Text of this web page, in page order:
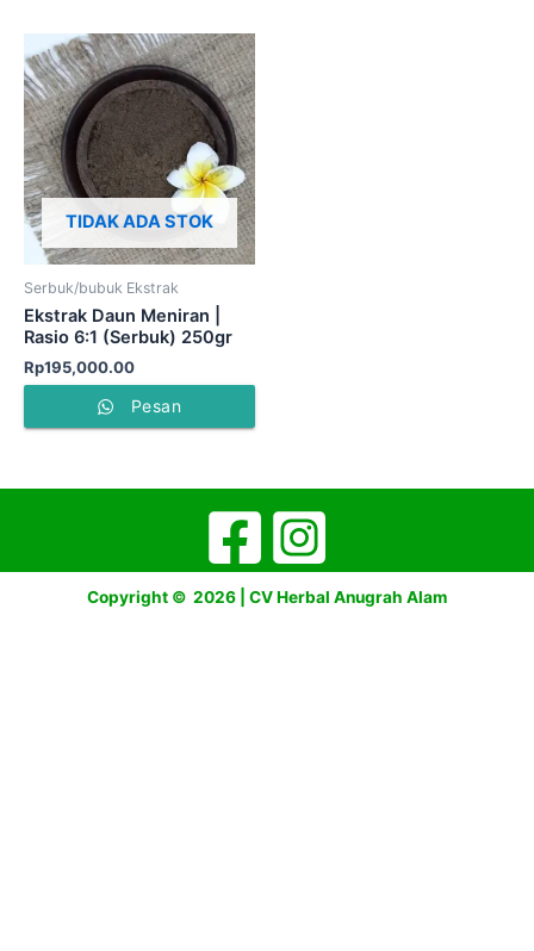
TIDAK ADA STOK
Serbuk/bubuk Ekstrak
Ekstrak Daun Meniran |
Rasio 6:1 (Serbuk) 250gr
Rp195,000.00
Pesan
Copyright © 2026 | CV Herbal Anugrah Alam